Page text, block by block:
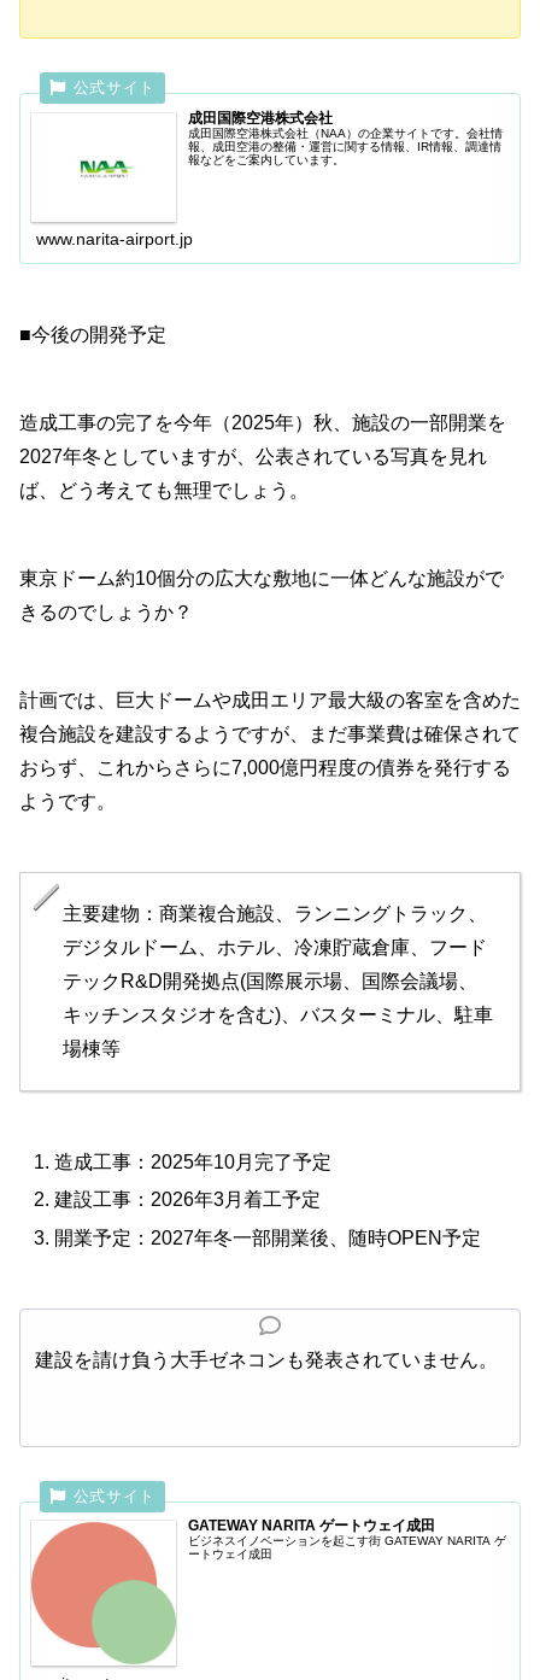
成田国際空港株式会社
成田国際空港株式会社（NAA）の企業サイトです。会社情
報、成田空港の整備・運営に関する情報、IR情報、調達情
報などをご案内しています。
www.narita-airport.jp
■今後の開発予定
造成工事の完了を今年（2025年）秋、施設の一部開業を
2027年冬としていますが、公表されている写真を見れ
ば、どう考えても無理でしょう。
東京ドーム約10個分の広大な敷地に一体どんな施設がで
きるのでしょうか？
計画では、巨大ドームや成田エリア最大級の客室を含めた
複合施設を建設するようですが、まだ事業費は確保されて
おらず、これからさらに7,000億円程度の債券を発行する
ようです。
主要建物：商業複合施設、ランニングトラック、
デジタルドーム、ホテル、冷凍貯蔵倉庫、フード
テックR&D開発拠点(国際展示場、国際会議場、
キッチンスタジオを含む)、バスターミナル、駐車
場棟等
造成工事：2025年10月完了予定
建設工事：2026年3月着工予定
開業予定：2027年冬一部開業後、随時OPEN予定
建設を請け負う大手ゼネコンも発表されていません。
GATEWAY NARITA ゲートウェイ成田
ビジネスイノベーションを起こす街 GATEWAY NARITA ゲ
ートウェイ成田